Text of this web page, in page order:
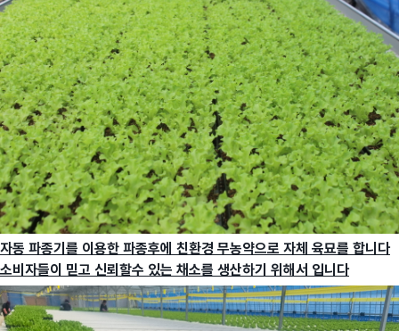
자동 파종기를 이용한 파종후에 친환경 무농약으로 자체 육묘를 합니다
소비자들이 믿고 신뢰할수 있는 채소를 생산하기 위해서 입니다